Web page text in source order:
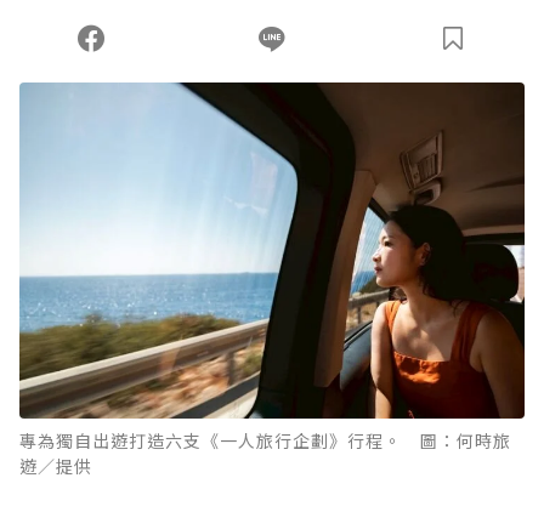
您當前剩餘 U 利點數：0點；前往 購買點數
專為獨自出遊打造六支《一人旅行企劃》行程。 圖：何時旅
遊／提供